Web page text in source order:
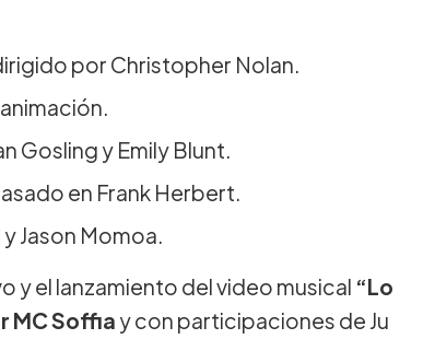
por Christopher Nolan.
Gosling y Emily Blunt.
en Frank Herbert.
Jason Momoa.
y el lanzamiento del video musical “Lo
MC Soffia y con participaciones de Ju